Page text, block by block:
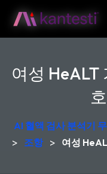
여성 HeALT
AI 혈액 검사 분석기
> 조항 > 여성